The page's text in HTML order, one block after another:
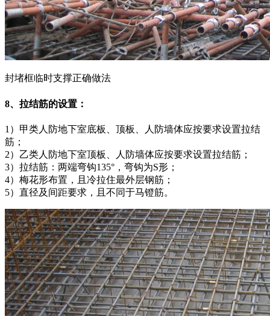
封堵框临时支撑正确做法
8、拉结筋的设置：
1）甲类人防地下室底板、顶板、人防墙体应按要求设置拉结
筋；
2）乙类人防地下室顶板、人防墙体应按要求设置拉结筋；
3）拉结筋：两端弯钩135°，弯钩为S形；
4）梅花形布置，且冷拉住最外层钢筋；
5）直径及间距要求，且不同于马镫筋。